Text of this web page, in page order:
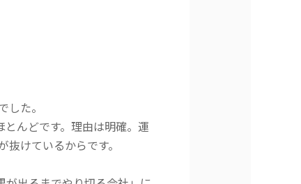
た。
んどです。理由は明確。運
けているからです。